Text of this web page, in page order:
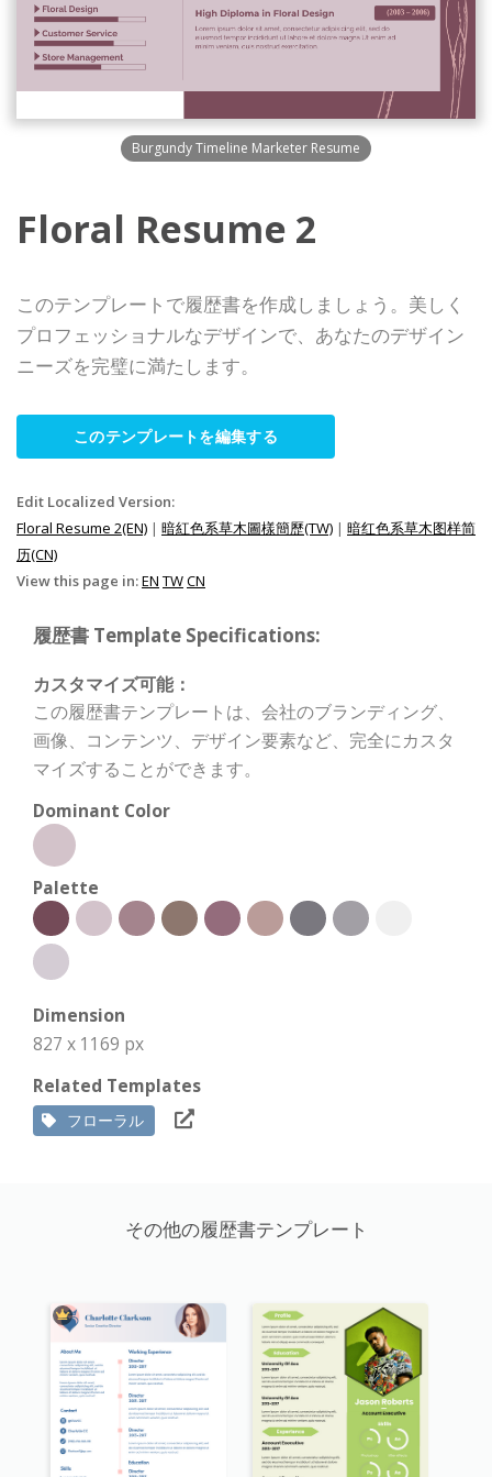
Burgundy Timeline Marketer Resume
Floral Resume 2
このテンプレートで履歴書を作成しましょう。美しく
プロフェッショナルなデザインで、あなたのデザイン
ニーズを完璧に満たします。
このテンプレートを編集する
Edit Localized Version:
Floral Resume 2(EN) | 暗紅色系草木圖樣簡歷(TW) | 暗红色系草木图样简
历(CN)
View this page in:EN TWCN
履歴書 Template Specifications:
カスタマイズ可能：
この履歴書テンプレートは、会社のブランディング、
画像、コンテンツ、デザイン要素など、完全にカスタ
マイズすることができます。
Dominant Color
Palette
Dimension
827 x 1169 px
Related Templates
フローラル
その他の履歴書テンプレート